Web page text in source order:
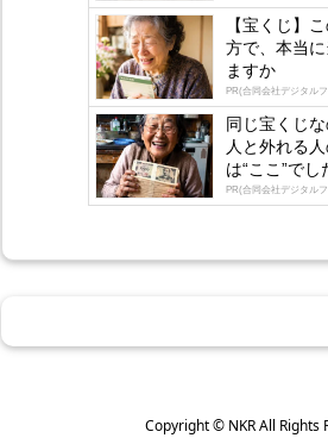
【宝くじ】
方で、本当
ますか
PR(合同会社デジタル
同じ宝くじ
人と外れる
は“ここ”でし
PR(合同会社デジタル
Copyright © NKRAll Rights